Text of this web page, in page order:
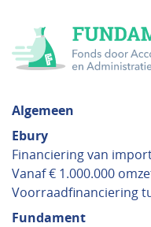
Algemeen
Ebury
Financiering van
Vanaf € 1.000.000
Voorraadfinanciering
Fundament